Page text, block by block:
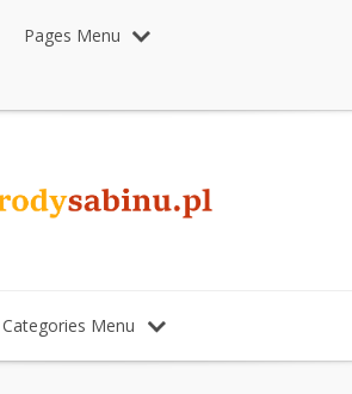
Pages Menu
Categories Menu